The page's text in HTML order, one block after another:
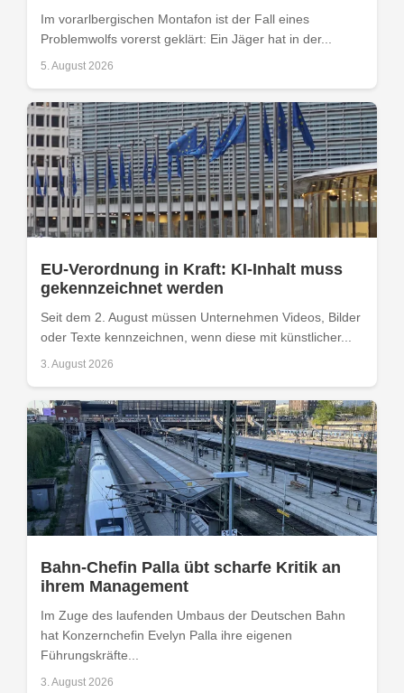
Im vorarlbergischen Montafon ist der Fall eines
Problemwolfs vorerst geklärt: Ein Jäger hat in der...
5. August 2026
EU-Verordnung in Kraft: KI-Inhalt muss
gekennzeichnet werden
Seit dem 2. August müssen Unternehmen Videos, Bilder
oder Texte kennzeichnen, wenn diese mit künstlicher...
3. August 2026
Bahn-Chefin Palla übt scharfe Kritik an
ihrem Management
Im Zuge des laufenden Umbaus der Deutschen Bahn
hat Konzernchefin Evelyn Palla ihre eigenen
Führungskräfte...
3. August 2026